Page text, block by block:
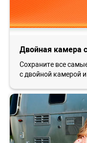
Двойная камера
Сохраните все
с двойной камерой и